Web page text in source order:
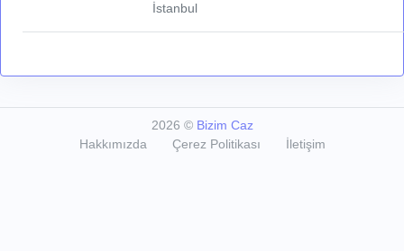
İstanbul
2026 © Bizim Caz
Hakkımızda
Çerez Politikası İletişim